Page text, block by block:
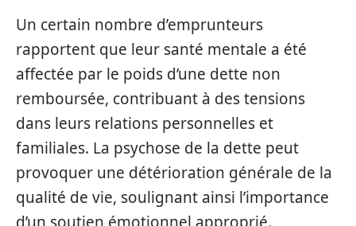
Un certain nombre d’emprunteurs
rapportent que leur santé mentale a été
affectée par le poids d’une dette non
remboursée, contribuant à des tensions
dans leurs relations personnelles et
familiales. La psychose de la dette peut
provoquer une détérioration générale de la
qualité de vie, soulignant ainsi l’importance